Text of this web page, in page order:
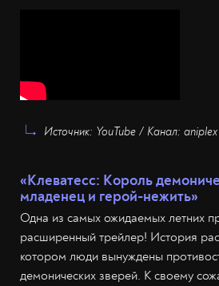
Источник: YouTube / Канал: aniplex
«Клеватесс: Король
младенец и герой-нежить»
Одна из самых ожидаемых летних
расширенный трейлер! История
котором люди вынуждены
демонических зверей. К своему